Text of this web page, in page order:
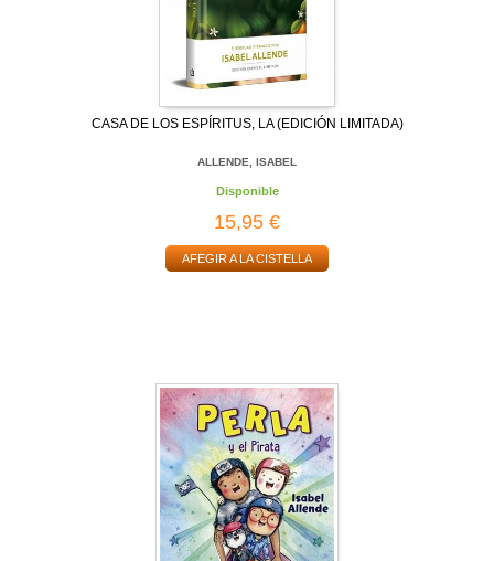
CASA DE LOS ESPÍRITUS, LA (EDICIÓN LIMITADA)
ALLENDE, ISABEL
Disponible
15,95 €
AFEGIR A LA CISTELLA